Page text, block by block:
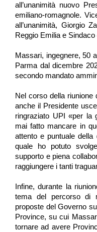
all’unanimità nuovo
emiliano-romagnole.
all’unanimità, Giorgio
Reggio Emilia e
Massari, ingegnere, 50
Parma dal dicembre
secondo mandato
Nel corso della riunione
anche il Presidente
ringraziato UPI «per la
mai fatto mancare in
attento e puntuale
quale ho potuto
supporto e piena
raggiungere i tanti
Infine, durante la
tema del percorso di
proposte del Governo
Province, su cui
tornare ad avere